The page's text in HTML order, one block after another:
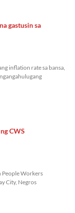
gastusin sa
inflation rate sa bansa,
CWS
People Workers
City, Negros